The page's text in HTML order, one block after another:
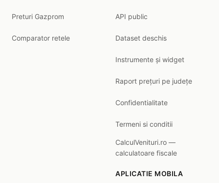
Preturi Gazprom
Comparator retele
API public
Dataset deschis
Instrumente și widget
Raport prețuri pe județe
Confidentialitate
Termeni si conditii
CalculVenituri.ro —
calculatoare fiscale
APLICATIE MOBILA